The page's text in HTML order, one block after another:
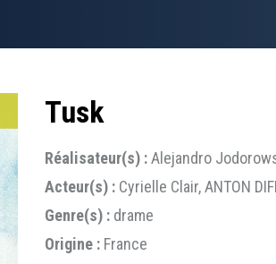
Tusk
Réalisateur(s) :Alejandro
Acteur(s) : Cyrielle Clair, ANTON
Genre(s) : drame
Origine : France